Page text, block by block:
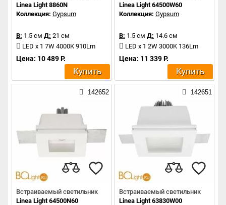
Linea Light 8860N
Коллекция: Gypsum
В: 1.5 см Д: 21 см
LED x 1 7W 4000K 910Lm
Цена: 10 489 Р.
Купить
Linea Light 64500W60
Коллекция: Gypsum
В: 1.5 см Д: 14.6 см
LED x 1 2W 3000K 136Lm
Цена: 11 339 Р.
Купить
142652
Встраиваемый светильник
Linea Light 64500N60
142651
Встраиваемый светильник
Linea Light 63830W00